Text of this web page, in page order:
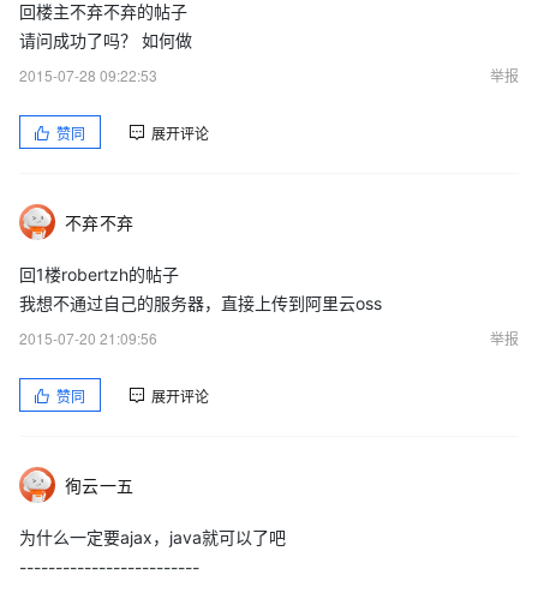
回楼主不弃不弃的帖子
请问成功了吗？ 如何做
2015-07-28 09:22:53
举报
赞同 展开评论
不弃不弃
回1楼robertzh的帖子
我想不通过自己的服务器，直接上传到阿里云oss
2015-07-20 21:09:56
举报
赞同 展开评论
徇云一五
为什么一定要ajax，java就可以了吧
-------------------------